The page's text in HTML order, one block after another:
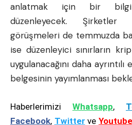
anlatmak için bir
düzenleyecek.
görüşmeleri de temmuzda
ise düzenleyici sınırların
uygulanacağını daha
belgesinin yayımlanması
Haberlerimizi Whatsapp,
Facebook, Twitter ve Youtube